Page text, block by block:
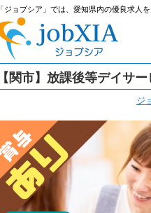
「ジョブシア」では、愛知県内の優良求人
【関市】放課後等デイサ
ジ